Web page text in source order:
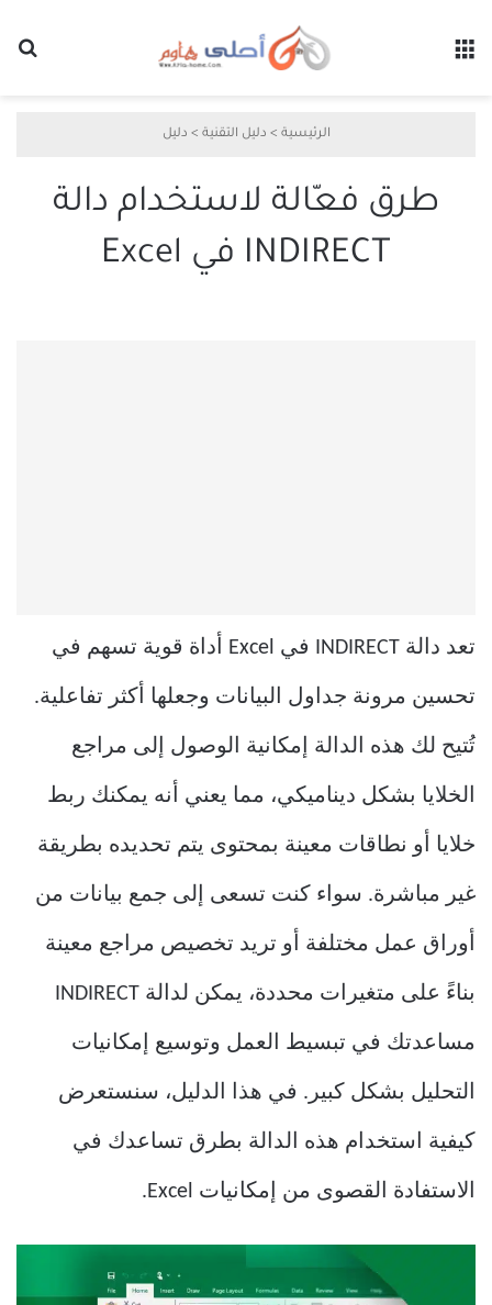
الرئيسية > دليل التقنية > دليل
طرق فعّالة لاستخدام دالة
INDIRECT في Excel
تعد دالة INDIRECT في Excel أداة قوية تسهم في
تحسين مرونة جداول البيانات وجعلها أكثر تفاعلية.
تُتيح لك هذه الدالة إمكانية الوصول إلى مراجع
الخلايا بشكل ديناميكي، مما يعني أنه يمكنك ربط
خلايا أو نطاقات معينة بمحتوى يتم تحديده بطريقة
غير مباشرة. سواء كنت تسعى إلى جمع بيانات من
أوراق عمل مختلفة أو تريد تخصيص مراجع معينة
بناءً على متغيرات محددة، يمكن لدالة INDIRECT
مساعدتك في تبسيط العمل وتوسيع إمكانيات
التحليل بشكل كبير. في هذا الدليل، سنستعرض
كيفية استخدام هذه الدالة بطرق تساعدك في
الاستفادة القصوى من إمكانيات Excel.